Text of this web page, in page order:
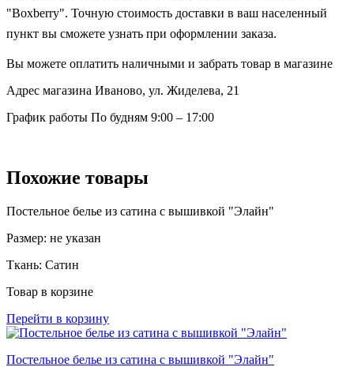
"Boxberry". Точную стоимость доставки в ваш населенный
пункт вы сможете узнать при оформлении заказа.
Вы можете оплатить наличными и забрать товар в магазине
Адрес магазина Иваново, ул. Жиделева, 21
График работы По будням 9:00 – 17:00
Похожие товары
Постельное белье из сатина с вышивкой "Элайн"
Размер: не указан
Ткань: Сатин
Товар в корзине
Перейти в корзину
Постельное белье из сатина с вышивкой "Элайн"